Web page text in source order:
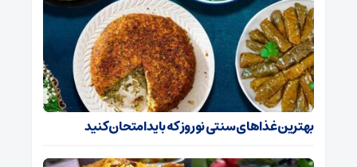
بهترین غذا‌های سنتی نوروز که باید امتحان کنید